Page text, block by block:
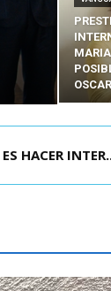
SE ESTÁ